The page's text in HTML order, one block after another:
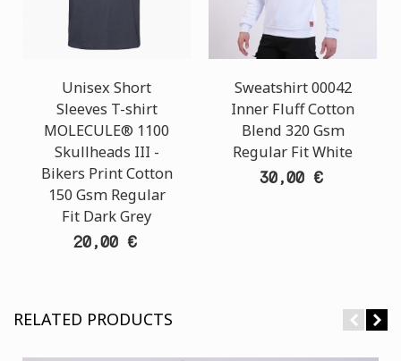
Unisex Short
Sleeves T-shirt
MOLECULE® 1100
Skullheads III -
Bikers Print Cotton
150 Gsm Regular
Fit Dark Grey
20,00 €
Sweatshirt 00042
Inner Fluff Cotton
Blend 320 Gsm
Regular Fit White
30,00 €
RELATED PRODUCTS